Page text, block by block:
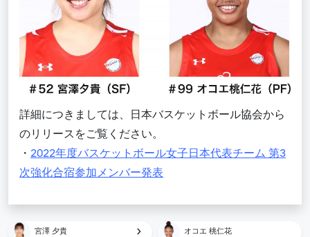
詳細につきましては、日本バスケットボール協会から
のリリースをご覧ください。
・ 2022年度バスケットボール女子日本代表チーム 第3
次強化合宿参加メンバー発表
宮澤 夕貴 オコエ 桃仁花